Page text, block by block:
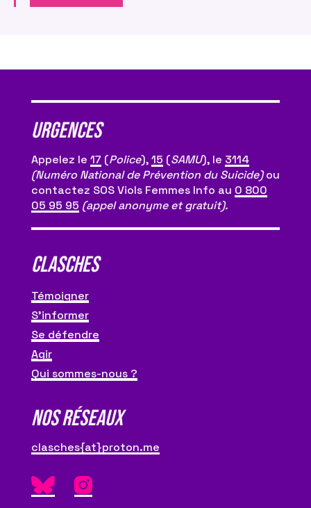
Urgences
Appelez le 17 (Police),15 (SAMU), le 3114
(Numéro National de Prévention du Suicide)ou
contactez SOS Viols Femmes Info au 0 800
05 95 95 (appel anonyme et gratuit).
CLASCHES
Témoigner
S’informer
Se défendre
Agir
Qui sommes-nous ?
NOS RÉSEAUX
clasches{at}proton.me